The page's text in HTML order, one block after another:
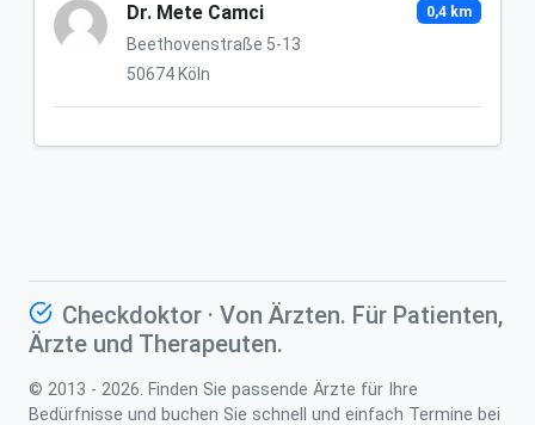
Dr. Mete Camci
Beethovenstraße 5-13
50674 Köln
0,4 km
Checkdoktor · Von Ärzten. Für Patienten,
Ärzte und Therapeuten.
© 2013 - 2026. Finden Sie passende Ärzte für Ihre
Bedürfnisse und buchen Sie schnell und einfach Termine bei